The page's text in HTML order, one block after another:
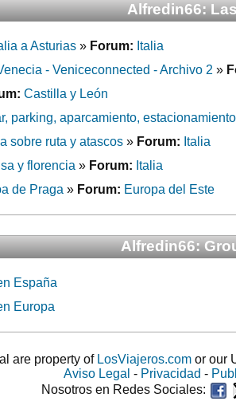
Alfredin66:
a Asturias » Forum: Italia
- Veniceconnected - Archivo 2 »
Castilla y León
parking, aparcamiento, estacionamiento
sobre ruta y atascos » Forum: Italia
y florencia » Forum: Italia
de Praga » Forum: Europa del Este
Alfredin66:
España
Europa
are property of LosViajeros.com or our
Aviso Legal - Privacidad -
Nosotros en Redes Sociales: